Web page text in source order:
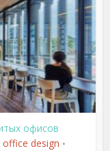
офисов
office design •